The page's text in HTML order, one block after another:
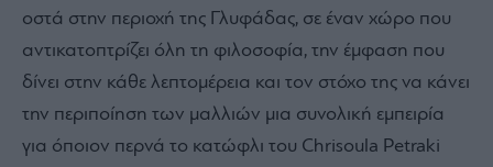
οστά στην περιοχή της Γλυφάδας, σε έναν χώρο που
αντικατοπτρίζει όλη τη φιλοσοφία, την έμφαση που
δίνει στην κάθε λεπτομέρεια και τον στόχο της να κάνει
την περιποίηση των μαλλιών μια συνολική εμπειρία
για όποιον περνά το κατώφλι του Chrisoula Petraki